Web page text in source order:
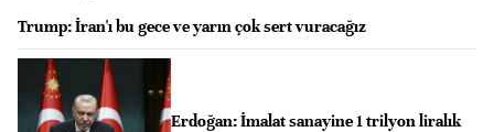
Trump: İran'ı bu gece ve yarın çok sert vuracağız
Erdoğan: İmalat sanayine 1 trilyon liralık